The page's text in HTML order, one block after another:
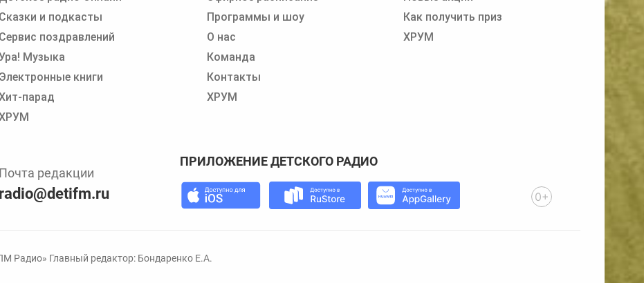
записи программ или сказок
Сказки и подкасты
Сервис поздравлений
Музыка
Электронные книги
парад
Программы и шоу
О нас
Команда
Контакты
ХРУМ
Как получить приз
ХРУМ
Почта редакции
radio@detifm.ru
ПРИЛОЖЕНИЕ ДЕТСКОГО РАДИО
0+
Радио» Главный редактор: Бондаренко Е.А.